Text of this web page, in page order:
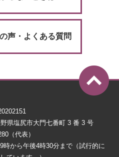
声・よくある質問
県塩尻市大門七番町 3 番 3 号
（代表）
時から午後4時30分まで（試行的に